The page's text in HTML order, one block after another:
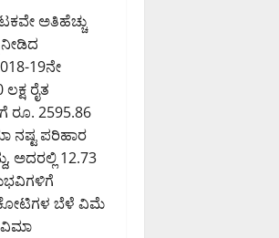
ಅತಿಹೆಚ್ಚು
19ನೇ
ರೈತ
ರೂ. 2595.86
ನಷ್ಟ ಪರಿಹಾರ
ಅದರಲ್ಲಿ 12.73
ಕೋಟಿಗಳ ಬೆಳೆ ವಿಮೆ
ವಿಮಾ